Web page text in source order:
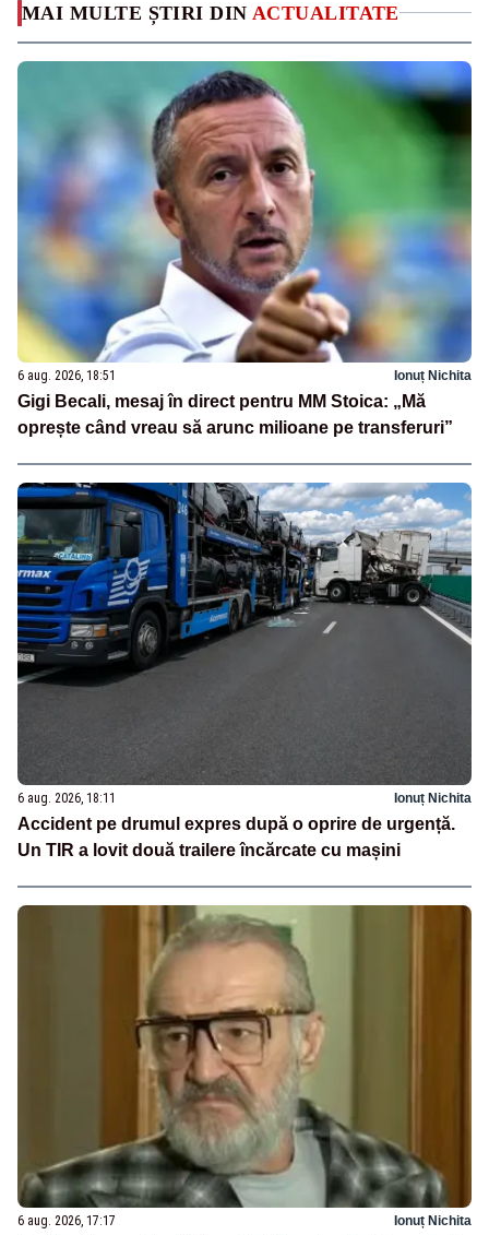
MAI MULTE ȘTIRI DIN ACTUALITATE
6 aug. 2026, 18:51 Ionuț Nichita
Gigi Becali, mesaj în direct pentru MM Stoica: „Mă
oprește când vreau să arunc milioane pe transferuri”
6 aug. 2026, 18:11 Ionuț Nichita
Accident pe drumul expres după o oprire de urgență.
Un TIR a lovit două trailere încărcate cu mașini
6 aug. 2026, 17:17 Ionuț Nichita